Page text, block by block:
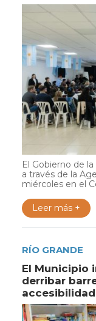
El Gobierno de
a través de la
miércoles en el
Leer más +
RÍO GRANDE
El Municipio
derribar